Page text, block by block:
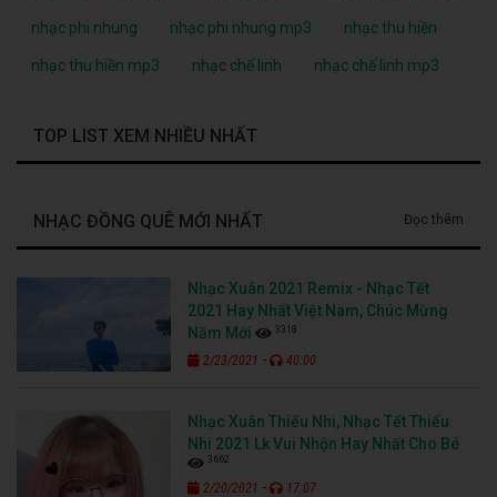
nhạc phi nhung nhạc phi nhung mp3 nhạc thu hiền
nhạc thu hiền mp3 nhạc chế linh nhạc chế linh mp3
TOP LIST XEM NHIỀU NHẤT
NHẠC ĐỒNG QUÊ MỚI NHẤT Đọc thêm
Nhạc Xuân 2021 Remix - Nhạc Tết
2021 Hay Nhất Việt Nam, Chúc Mừng
Năm Mới
3318
2/23/2021 - 40:00
Nhạc Xuân Thiếu Nhi, Nhạc Tết Thiếu
Nhi 2021 Lk Vui Nhộn Hay Nhất Cho Bé
3662
2/20/2021 - 17:07